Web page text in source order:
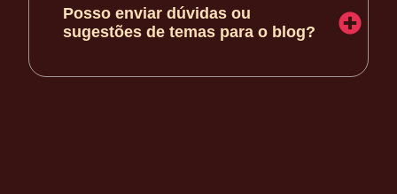
Posso enviar dúvidas ou
sugestões de temas para o blog?